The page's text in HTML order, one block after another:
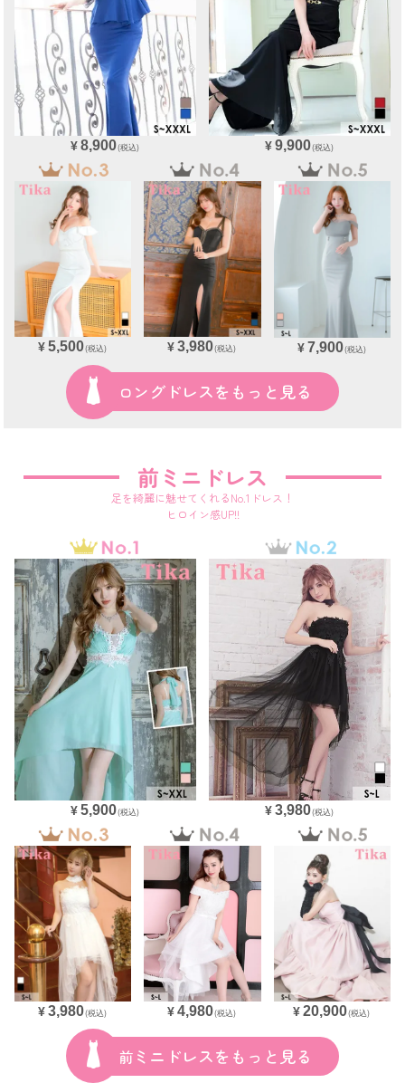
¥ 8,900(税込) ¥9,900(税込)
¥ 5,500(税込) ¥ 3,980(税込) ¥7,900(税込)
ロングドレスをもっと見る
前ミニドレス
足を綺麗に魅せてくれるNo.1ドレス！
ヒロイン感UP!!
¥ 5,900(税込) ¥3,980(税込)
¥ 3,980(税込) ¥ 4,980(税込) ¥20,900(税込)
前ミニドレスをもっと見る